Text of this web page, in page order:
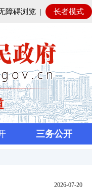
障碍浏览 | 长者模式
三务公开
2026-07-20